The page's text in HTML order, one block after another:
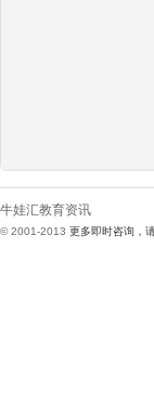
牛娃汇教育资讯
© 2001-2013 更多即时咨询，